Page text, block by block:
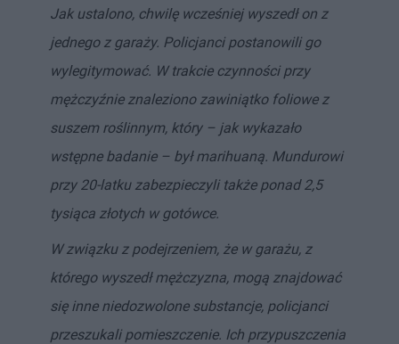
Jak ustalono, chwilę wcześniej wyszedł on z
jednego z garaży. Policjanci postanowili go
wylegitymować. W trakcie czynności przy
mężczyźnie znaleziono zawiniątko foliowe z
suszem roślinnym, który – jak wykazało
wstępne badanie – był marihuaną. Mundurowi
przy 20-latku zabezpieczyli także ponad 2,5
tysiąca złotych w gotówce.
W związku z podejrzeniem, że w garażu, z
którego wyszedł mężczyzna, mogą znajdować
się inne niedozwolone substancje, policjanci
przeszukali pomieszczenie. Ich przypuszczenia